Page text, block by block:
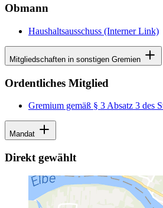
Obmann
Haushaltsausschuss (Interner Link)
Mitgliedschaften in sonstigen Gremien
Ordentliches Mitglied
Gremium gemäß § 3 Absatz 3 des
Mandat
Direkt gewählt